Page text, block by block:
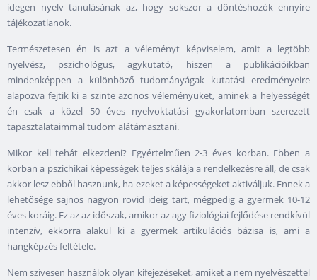
idegen nyelv tanulásának az, hogy sokszor a döntéshozók ennyire
tájékozatlanok.
Természetesen én is azt a véleményt képviselem, amit a legtöbb
nyelvész, pszichológus, agykutató, hiszen a publikációikban
mindenképpen a különböző tudományágak kutatási eredményeire
alapozva fejtik ki a szinte azonos véleményüket, aminek a helyességét
én csak a közel 50 éves nyelvoktatási gyakorlatomban szerezett
tapasztalataimmal tudom alátámasztani.
Mikor kell tehát elkezdeni? Egyértelműen 2-3 éves korban. Ebben a
korban a pszichikai képességek teljes skálája a rendelkezésre áll, de csak
akkor lesz ebből hasznunk, ha ezeket a képességeket aktiváljuk. Ennek a
lehetősége sajnos nagyon rövid ideig tart, mégpedig a gyermek 10-12
éves koráig. Ez az az időszak, amikor az agy fiziológiai fejlődése rendkívül
intenzív, ekkorra alakul ki a gyermek artikulációs bázisa is, ami a
hangképzés feltétele.
Nem szívesen használok olyan kifejezéseket, amiket a nem nyelvészettel